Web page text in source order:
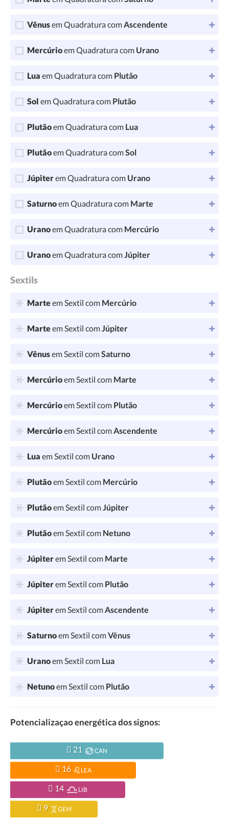
Vênusem Quadratura comAscendente
Mercúrioem Quadratura com Urano
Lua em Quadratura com Plutão
Sol em Quadratura com Plutão
Plutãoem Quadratura com Lua
Plutãoem Quadratura comSol
Júpiterem Quadratura com Urano
Saturnoem Quadratura com Marte
Uranoem Quadratura com Mercúrio
Uranoem Quadratura comJúpiter
Sextils
Marteem Sextil com Mercúrio
Marteem Sextil comJúpiter
Vênusem Sextil comSaturno
Mercúrioem Sextil com Marte
Mercúrioem Sextil com Plutão
Mercúrioem Sextil comAscendente
Lua em Sextil com Urano
Plutãoem Sextil com Mercúrio
Plutãoem Sextil comJúpiter
Plutãoem Sextil com Netuno
Júpiterem Sextil com Marte
Júpiterem Sextil com Plutão
Júpiterem Sextil comAscendente
Saturnoem Sextil comVênus
Uranoem Sextil com Lua
Netunoem Sextil com Plutão
Potencializaçao energética dos signos:
21 CAN
16 LEA
14 LIB
9 GEM